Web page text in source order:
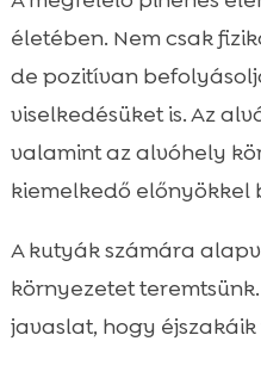
életében. Nem csak
de pozitívan
viselkedésüket is. Az
valamint az alvóhely
kiemelkedő előnyökkel
A kutyák számára
környezetet
javaslat, hogy